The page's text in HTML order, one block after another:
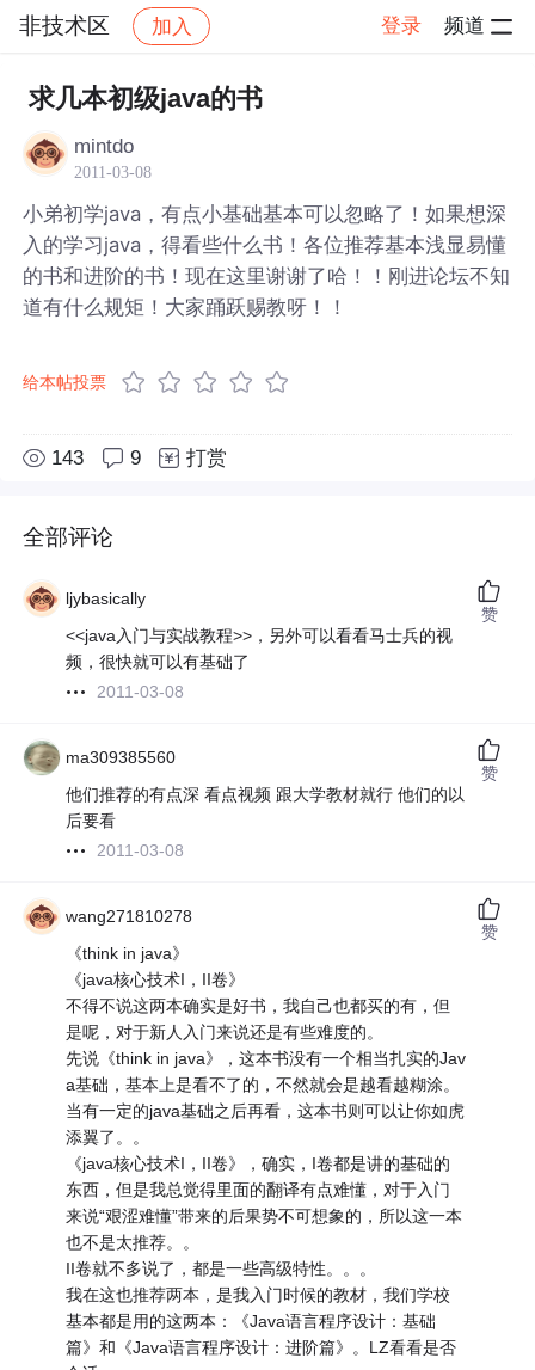
非技术区 加入 登录 频道
社区 非技术区 帖子详情
求几本初级java的书
mintdo
2011-03-08
小弟初学java，有点小基础基本可以忽略了！如果想深
入的学习java，得看些什么书！各位推荐基本浅显易懂
的书和进阶的书！现在这里谢谢了哈！！刚进论坛不知
道有什么规矩！大家踊跃赐教呀！！
给本帖投票
143 9 打赏
全部评论
ljybasically
<<java入门与实战教程>>，另外可以看看马士兵的视
频，很快就可以有基础了
2011-03-08
赞
ma309385560
他们推荐的有点深 看点视频 跟大学教材就行 他们的以
后要看
2011-03-08
赞
wang271810278
《think in java》
《java核心技术I，II卷》
不得不说这两本确实是好书，我自己也都买的有，但
是呢，对于新人入门来说还是有些难度的。
先说《think in java》，这本书没有一个相当扎实的Jav
a基础，基本上是看不了的，不然就会是越看越糊涂。
当有一定的java基础之后再看，这本书则可以让你如虎
添翼了。。
《java核心技术I，II卷》，确实，I卷都是讲的基础的
东西，但是我总觉得里面的翻译有点难懂，对于入门
来说“艰涩难懂”带来的后果势不可想象的，所以这一本
也不是太推荐。。
II卷就不多说了，都是一些高级特性。。。
我在这也推荐两本，是我入门时候的教材，我们学校
基本都是用的这两本：《Java语言程序设计：基础
篇》和《Java语言程序设计：进阶篇》。LZ看看是否
赞